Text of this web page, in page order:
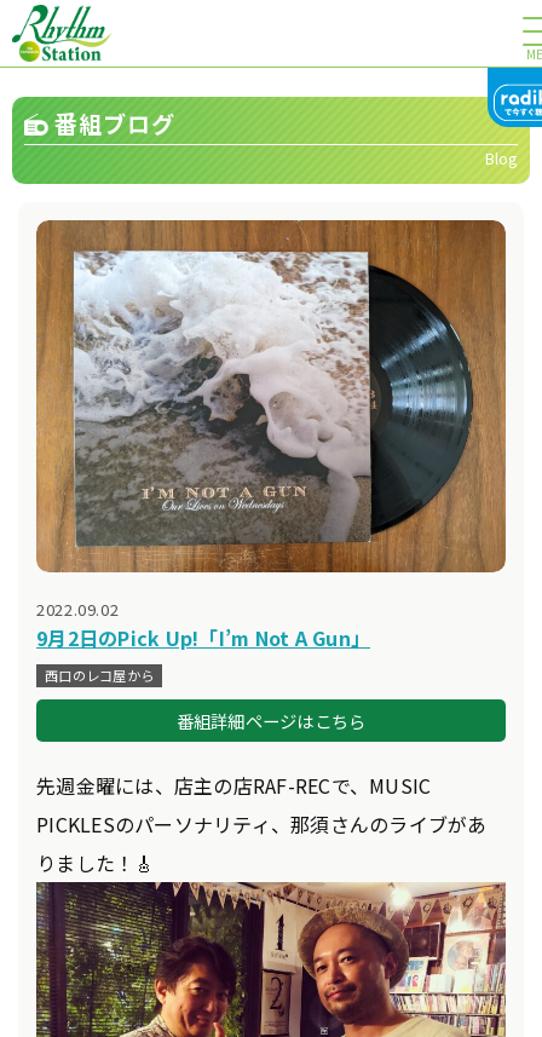
番組ブログ
Blog
2022.09.02
9月2日のPick Up!「I’m Not A Gun」
西口のレコ屋から
番組詳細ページはこちら
先週金曜には、店主の店RAF-RECで、MUSIC
PICKLESのパーソナリティ、那須さんのライブがあ
りました！🎸